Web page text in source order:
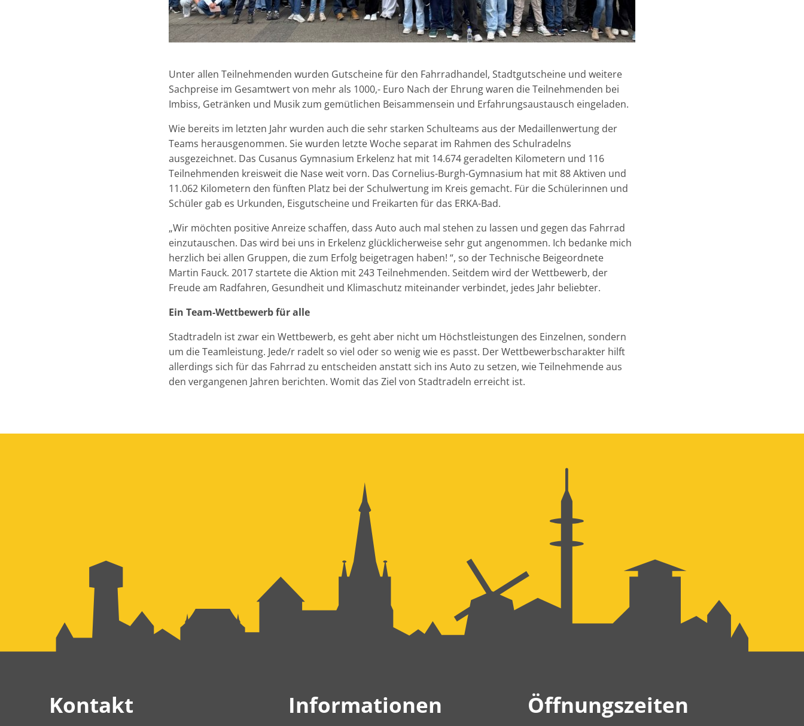
Unter allen Teilnehmenden wurden Gutscheine für den Fahrradhandel, Stadtgutscheine und weitere
Sachpreise im Gesamtwert von mehr als 1000,- Euro Nach der Ehrung waren die Teilnehmenden bei
Imbiss, Getränken und Musik zum gemütlichen Beisammensein und Erfahrungsaustausch eingeladen.
Wie bereits im letzten Jahr wurden auch die sehr starken Schulteams aus der Medaillenwertung der
Teams herausgenommen. Sie wurden letzte Woche separat im Rahmen des Schulradelns
ausgezeichnet. Das Cusanus Gymnasium Erkelenz hat mit 14.674 geradelten Kilometern und 116
Teilnehmenden kreisweit die Nase weit vorn. Das Cornelius-Burgh-Gymnasium hat mit 88 Aktiven und
11.062 Kilometern den fünften Platz bei der Schulwertung im Kreis gemacht. Für die Schülerinnen und
Schüler gab es Urkunden, Eisgutscheine und Freikarten für das ERKA-Bad.
„Wir möchten positive Anreize schaffen, dass Auto auch mal stehen zu lassen und gegen das Fahrrad
einzutauschen. Das wird bei uns in Erkelenz glücklicherweise sehr gut angenommen. Ich bedanke mich
herzlich bei allen Gruppen, die zum Erfolg beigetragen haben! “, so der Technische Beigeordnete
Martin Fauck. 2017 startete die Aktion mit 243 Teilnehmenden. Seitdem wird der Wettbewerb, der
Freude am Radfahren, Gesundheit und Klimaschutz miteinander verbindet, jedes Jahr beliebter.
Ein Team-Wettbewerb für alle
Stadtradeln ist zwar ein Wettbewerb, es geht aber nicht um Höchstleistungen des Einzelnen, sondern
um die Teamleistung. Jede/r radelt so viel oder so wenig wie es passt. Der Wettbewerbscharakter hilft
allerdings sich für das Fahrrad zu entscheiden anstatt sich ins Auto zu setzen, wie Teilnehmende aus
den vergangenen Jahren berichten. Womit das Ziel von Stadtradeln erreicht ist.
Kontakt Informationen Öffnungszeiten